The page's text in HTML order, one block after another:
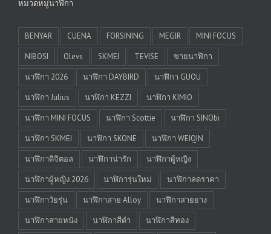
หมวดหมู่นาฬิกา
BENYAR CUENA FORSINING MEGIR
MINI FOCUS
NIBOSI
Olevs SKMEI TEVISE
ขายนาฬิกา
นาฬิกา 2026
นาฬิกา DAYBIRD
นาฬิกา GUOU
นาฬิกา Julius
นาฬิกา KEZZI
นาฬิกา KIMIO
นาฬิกา MINI FOCUS
นาฬิกา Scottie
นาฬิกา SINObi
นาฬิกา SKMEI
นาฬิกา SKONE
นาฬิกา WEIQIN
นาฬิกาดิจิตอล
นาฬิกาน่ารัก
นาฬิกาผู้หญิง
นาฬิกาผู้หญิง 2026
นาฬิการุ่นใหม่
นาฬิกาลดราคา
นาฬิกาวัยรุ่น
นาฬิกาสาย Alloy
นาฬิกาสายยาง
นาฬิกาสายหนัง
นาฬิกาสีดำ
นาฬิกาสีทอง